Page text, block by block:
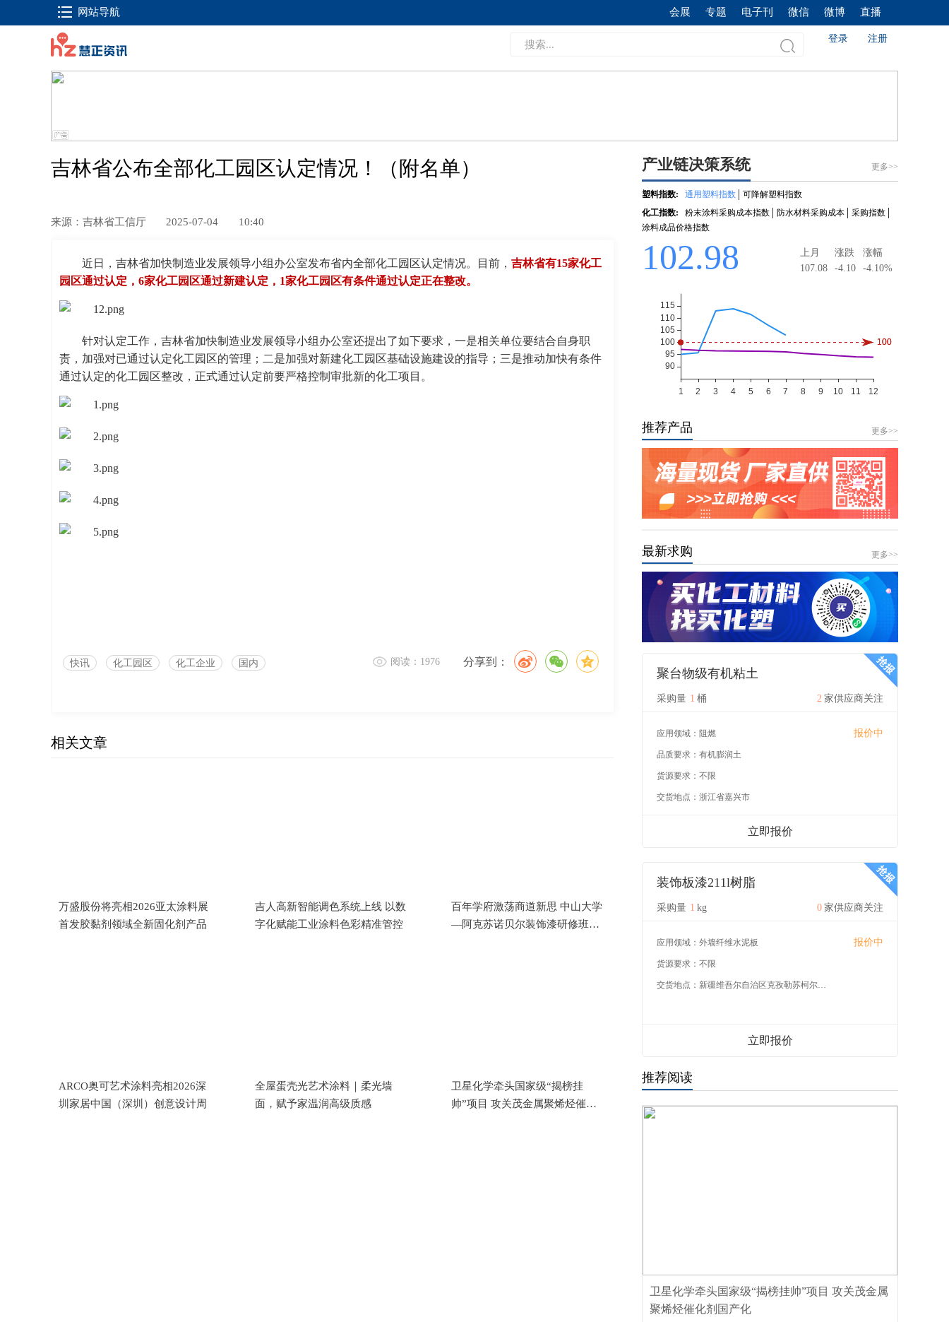
网站导航 会展 专题 电子刊 微信 微博 直播
登录 注册
吉林省公布全部化工园区认定情况！（附名单）
来源：吉林省工信厅 2025-07-04 10:40
近日，吉林省加快制造业发展领导小组办公室发布省内全部化工园区认定情况。目前， 吉林省有15家化工
园区通过认定，6家化工园区通过新建认定，1家化工园区有条件通过认定正在整改。
针对认定工作，吉林省加快制造业发展领导小组办公室还提出了如下要求，一是相关单位要结合自身职
责，加强对已通过认定化工园区的管理；二是加强对新建化工园区基础设施建设的指导；三是推动加快有条件
通过认定的化工园区整改，正式通过认定前要严格控制审批新的化工项目。
快讯 化工园区 化工企业 国内 阅读：1976 分享到：
相关文章
万盛股份将亮相2026亚太涂料展
首发胶黏剂领域全新固化剂产品
吉人高新智能调色系统上线 以数
字化赋能工业涂料色彩精准管控
百年学府激荡商道新思 中山大学
—阿克苏诺贝尔装饰漆研修班成
ARCO奥可艺术涂料亮相2026深
圳家居中国（深圳）创意设计周
全屋蛋壳光艺术涂料｜柔光墙
面，赋予家温润高级质感
卫星化学牵头国家级“揭榜挂
帅”项目 攻关茂金属聚烯烃催化
推荐产品 更多>>
最新求购 更多>>
聚台物级有机粘土
采购量 1 桶 2 家供应商关注
应用领域： 阻燃 报价中
品质要求： 有机膨润土
货源要求： 不限
交货地点： 浙江省嘉兴市
立即报价
装饰板漆211l树脂
采购量 1 kg 0 家供应商关注
应用领域： 外墙纤维水泥板 报价中
货源要求： 不限
交货地点： 新疆维吾尔自治区克孜勒苏柯尔克孜自治州
立即报价
推荐阅读
卫星化学牵头国家级“揭榜挂帅”项目 攻关茂金属
聚烯烃催化剂国产化